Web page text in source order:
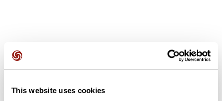
This website uses cookies